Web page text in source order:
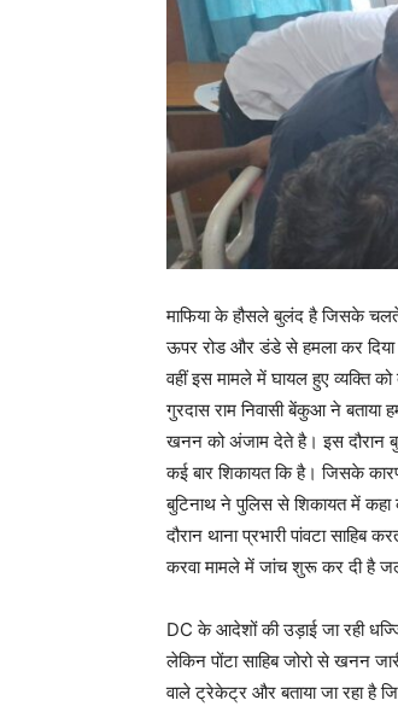
माफिया के हौसले बुलंद है जिसके
ऊपर रोड और डंडे से हमला कर दिया
वहीं इस मामले में घायल हुए व्यक्ति
गुरदास राम निवासी बेंकुआ ने
खनन को अंजाम देते है। इस दौरान
कई बार शिकायत कि है। जिसके
बुटिनाथ ने पुलिस से शिकायत में
दौरान थाना प्रभारी पांवटा
करवा मामले में जांच शुरू कर दी है जल्द
DC के आदेशों की उड़ाई जा रही
लेकिन पोंटा साहिब जोरो से खनन
वाले ट्रेकेट्र और बताया जा रहा है